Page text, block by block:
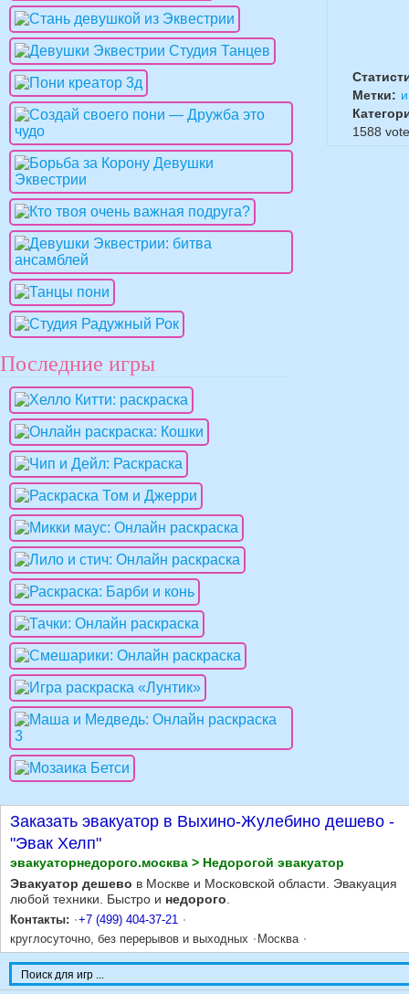
Метки:
1588
Последние игры
Заказать эвакуатор в Выхино-Жулебино дешево -
"Эвак Хелп"
эвакуаторнедорого.москва > Недорогой эвакуатор
Эвакуатор дешево в Москве и Московской области. Эвакуация
любой техники. Быстро и недорого
Контакты:
+7 (499) 404-37-21
круглосуточно, без перерывов и выходных
Москва